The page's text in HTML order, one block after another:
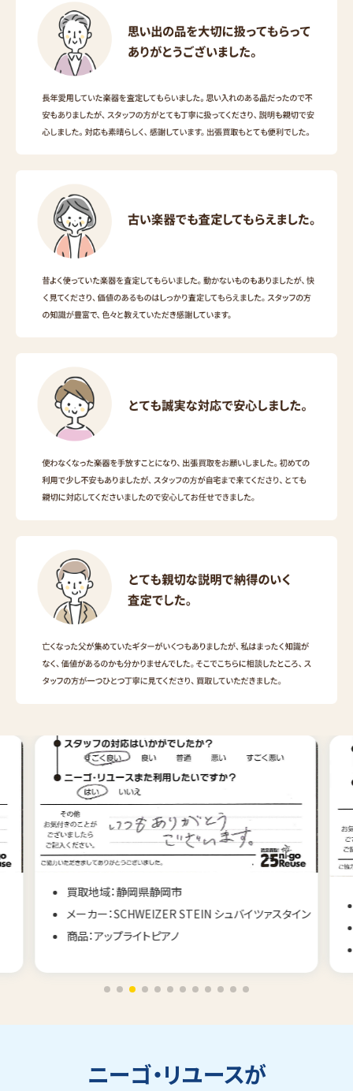
買取地域：静岡県静岡市
メーカー：SCHWEIZER STEIN シュバイツァスタイン
商品：アップライトピアノ
ニーゴ・リユースが